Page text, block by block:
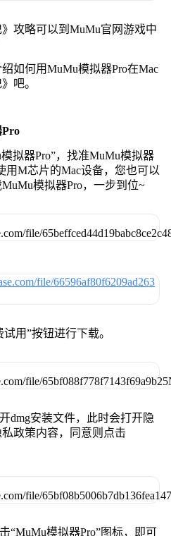
攻略可以到MuMu官网游戏中
如何用MuMu模拟器Pro在Mac
吧。
拟器Pro”，找准MuMu模拟器
用M芯片的Mac设备，您也可以
模拟器Pro，一步到位~
用”按钮进行下载。
dmg安装文件，此时会打开隐
政策内容，同意则点击
“MuMu模拟器Pro”图标，即可